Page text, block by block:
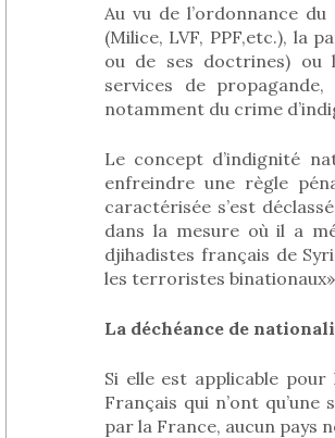
Au vu de l’ordonnance
(Milice, LVF, PPF,etc.), la
ou de ses doctrines) ou
services de
notamment du crime
Le concept d’indignité
enfreindre une règle
caractérisée s’est
dans la mesure où il a
djihadistes français de
les terroristes
La déchéance de
Si elle est applicable
Français qui n’ont
par la France, aucun pays